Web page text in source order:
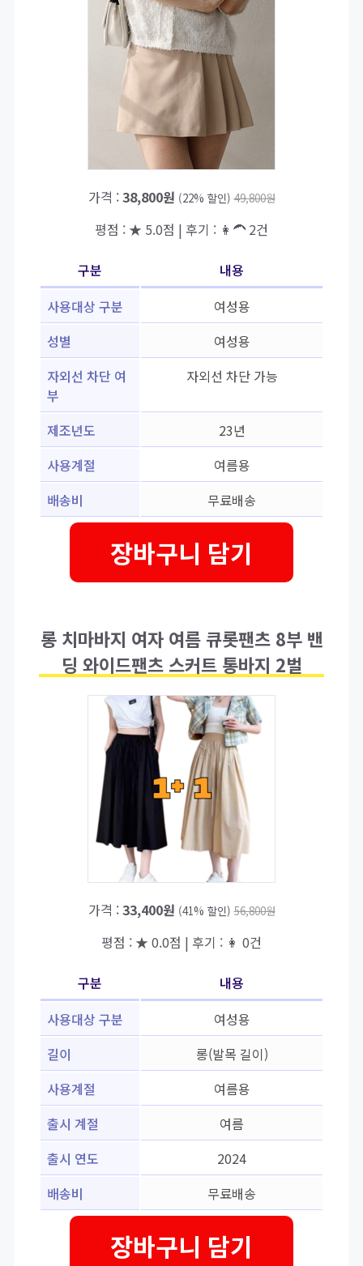
가격 :38,800원 (22% 할인) 49,800원
평점 : ★ 5.0점 | 후기 : 👩‍🦱 2건
구분
내용
사용대상 구분
여성용
성별
여성용
자외선 차단 여
부
자외선 차단 가능
제조년도
23년
사용계절
여름용
배송비
무료배송
장바구니 담기
롱 치마바지 여자 여름 큐롯팬츠 8부 밴
딩 와이드팬츠 스커트 통바지 2벌
가격 :33,400원 (41% 할인) 56,800원
평점 : ★ 0.0점 | 후기 : 👩 0건
구분
내용
사용대상 구분
여성용
길이
롱(발목 길이)
사용계절
여름용
출시 계절
여름
출시 연도
2024
배송비
무료배송
장바구니 담기